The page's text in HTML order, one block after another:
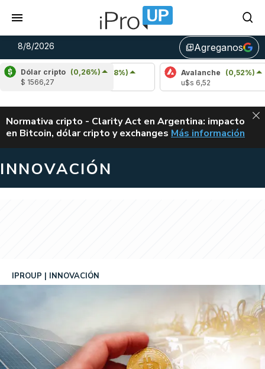
8/8/2026 library_addAgreganos
Dólar cripto (0,26%)
$ 1566,27
Cardano
(0,18%)
u$s 0,20
Avalanche
(0,52%)
ALERTA
Normativa cripto - Clarity Act en Argentina: impacto
en Bitcoin, dólar cripto y exchanges CLARITY ACT EN
Más información
INNOVACIÓN
IPROUP INNOVACIÓN